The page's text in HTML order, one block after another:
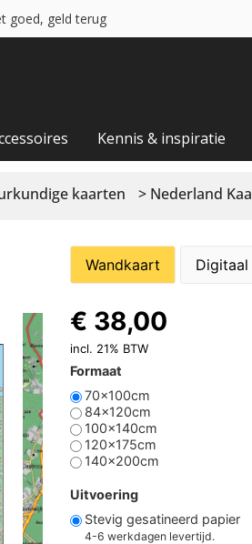
goed, geld terug
Kennis & inspiratie
kaarten > Nederland
Wandkaart Digitaal
Formaat
70x100cm
84x120cm
100x140cm
120x175cm
140x200cm
Uitvoering
Stevig gesatineerd papier
4-6 werkdagen levertijd.
€ 38,00
incl. 21% BTW